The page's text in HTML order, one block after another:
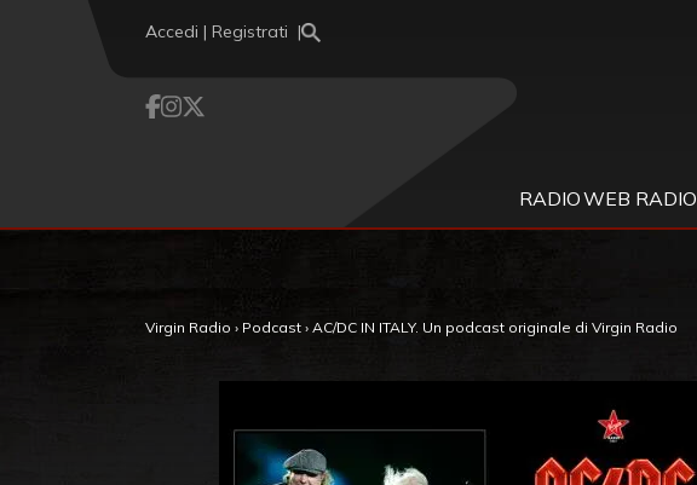
Accedi | Registrati
RADIOWEB RADIO
Virgin Radio › Podcast › AC/DC IN ITALY. Un podcast originale di Virgin Radio